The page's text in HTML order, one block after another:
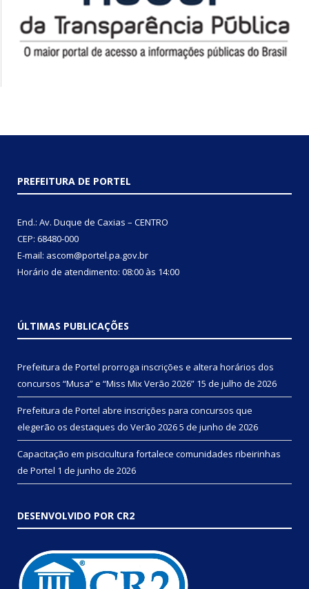
PREFEITURA DE PORTEL
End.: Av. Duque de Caxias – CENTRO
CEP: 68480-000
E-mail: ascom@portel.pa.gov.br
Horário de atendimento: 08:00 às 14:00
ÚLTIMAS PUBLICAÇÕES
Prefeitura de Portel prorroga inscrições e altera horários dos
concursos “Musa” e “Miss Mix Verão 2026” 15 de julho de 2026
Prefeitura de Portel abre inscrições para concursos que
elegerão os destaques do Verão 20265 de junho de 2026
Capacitação em piscicultura fortalece comunidades ribeirinhas
de Portel 1 de junho de 2026
DESENVOLVIDO POR CR2